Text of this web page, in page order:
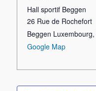
Hall sportif Beggen
26 Rue de Rochefort
Beggen Luxembourg,
Google Map